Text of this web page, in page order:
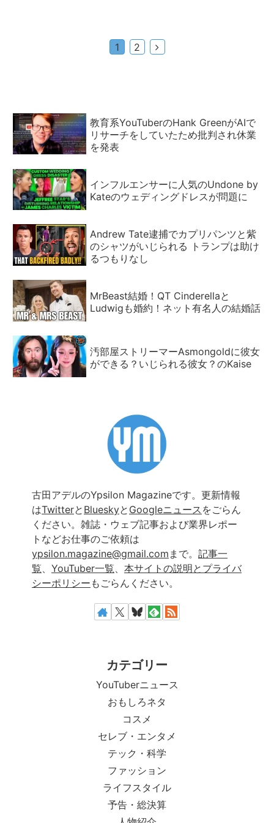
1 2
次
教育系YouTuberのHank GreenがAIで
リサーチをしていたため批判され休業
を発表
インフルエンサーに人気のUndone by
Kateのウェディングドレスが問題に
Andrew Tate逮捕でカプリパンツと紫
のシャツがいじられる トランプは助け
るつもりなし
MrBeast結婚！QT Cinderellaと
Ludwigも婚約！ネット有名人の結婚話
汚部屋ストリーマーAsmongoldに彼女
ができる？いじられる彼女？のKaise
古田アデルのYpsilon Magazineです。更新情報
はTwitterと Blueskyと Googleニュース をごらん
ください。雑誌・ウェブ記事および業界レポー
トなどお仕事のご依頼は
ypsilon.magazine@gmail.com まで。 記事一
覧、 YouTuber一覧、 本サイトの説明とプライバ
シーポリシー もごらんください。
カテゴリー
YouTuberニュース
おもしろネタ
コスメ
セレブ・エンタメ
テック・科学
ファッション
ライフスタイル
予告・総決算